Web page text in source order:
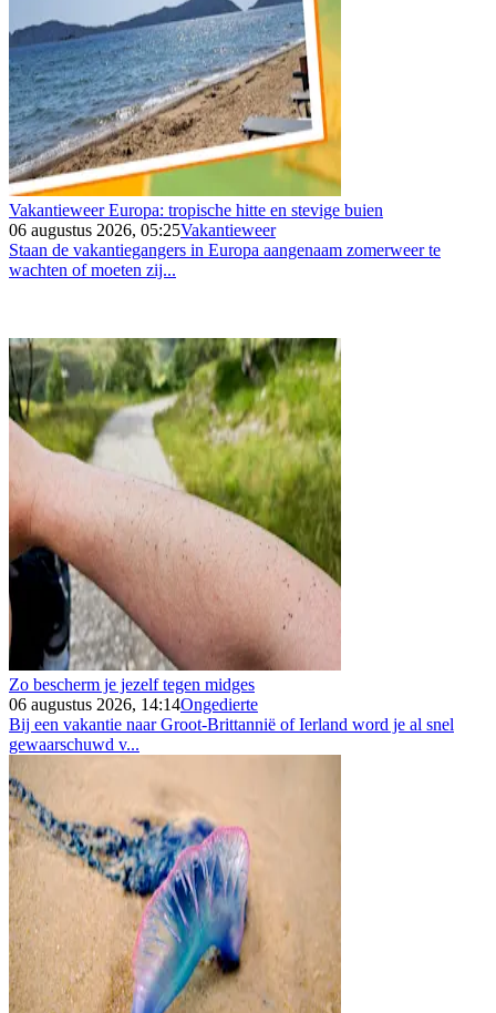
Vakantieweer Europa: tropische hitte en stevige buien
06 augustus 2026, 05:25Vakantieweer
Staan de vakantiegangers in Europa aangenaam zomerweer te
wachten of moeten zij...
Zo bescherm je jezelf tegen midges
06 augustus 2026, 14:14Ongedierte
Bij een vakantie naar Groot-Brittannië of Ierland word je al snel
gewaarschuwd v...